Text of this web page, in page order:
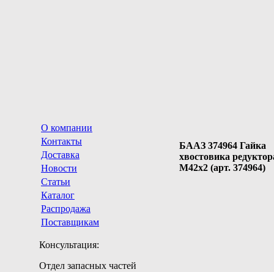
О компании
Контакты
Доставка
Новости
Статьи
Каталог
Распродажа
Поставщикам
Консультация:
Отдел запасных частей
БААЗ 374964 Гайка
хвостовика
М42х2 (арт. 374964)